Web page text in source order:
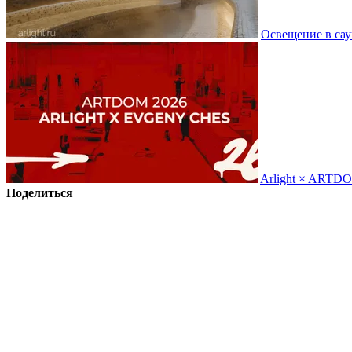
Освещение в
Arlight ×
Поделиться